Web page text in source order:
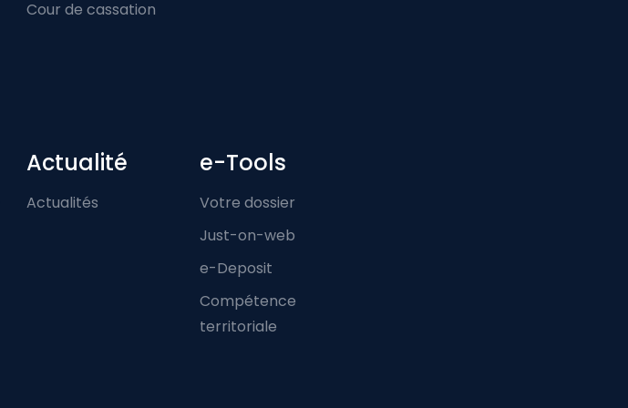
Cour de cassation
Actualité
Actualités
e-Tools
Votre dossier
Just-on-web
e-Deposit
Compétence
territoriale